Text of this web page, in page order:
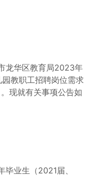
龙华区教育局2023年
教职工招聘岗位需求
现就有关事项公告如
业生（2021届、